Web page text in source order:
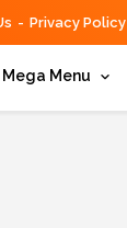
Privacy Policy
Mega Menu